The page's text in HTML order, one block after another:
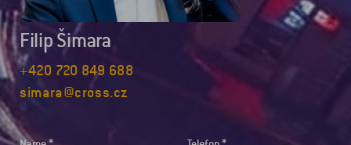
Filip Šimara
+420 720 849 688
simara@cross.cz